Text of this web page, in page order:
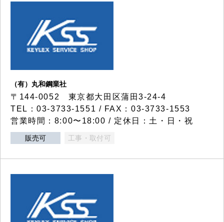
（有）丸和鋼業社
〒144-0052 東京都大田区蒲田3-24-4
TEL：03-3733-1551 / FAX：03-3733-1553
営業時間：8:00〜18:00 / 定休日：土・日・祝
販売可 工事・取付可